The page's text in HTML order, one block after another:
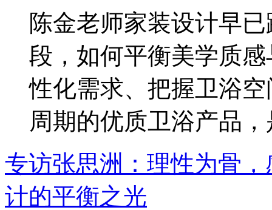
陈金老师家装设计早
段，如何平衡美学质
性化需求、把握卫浴
周期的优质卫浴产品，
专访张思洲：理性为骨
计的平衡之光